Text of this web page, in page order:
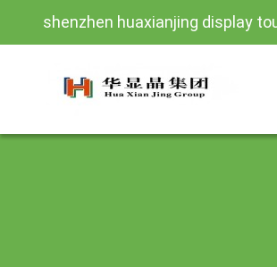
shenzhen huaxianjing display